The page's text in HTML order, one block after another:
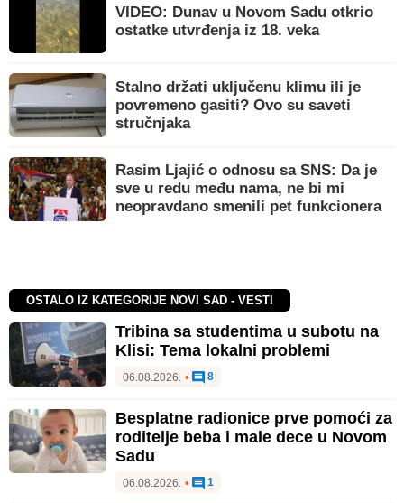
VIDEO: Dunav u Novom Sadu otkrio
ostatke utvrđenja iz 18. veka
Stalno držati uključenu klimu ili je
povremeno gasiti? Ovo su saveti
stručnjaka
Rasim Ljajić o odnosu sa SNS: Da je
sve u redu među nama, ne bi mi
neopravdano smenili pet funkcionera
OSTALO IZ KATEGORIJE NOVI SAD - VESTI
Tribina sa studentima u subotu na
Klisi: Tema lokalni problemi
06.08.2026. • 8
Besplatne radionice prve pomoći za
roditelje beba i male dece u Novom
Sadu
06.08.2026. • 1